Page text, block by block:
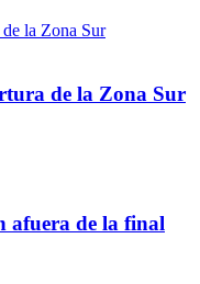
de la Zona Sur
afuera de la final